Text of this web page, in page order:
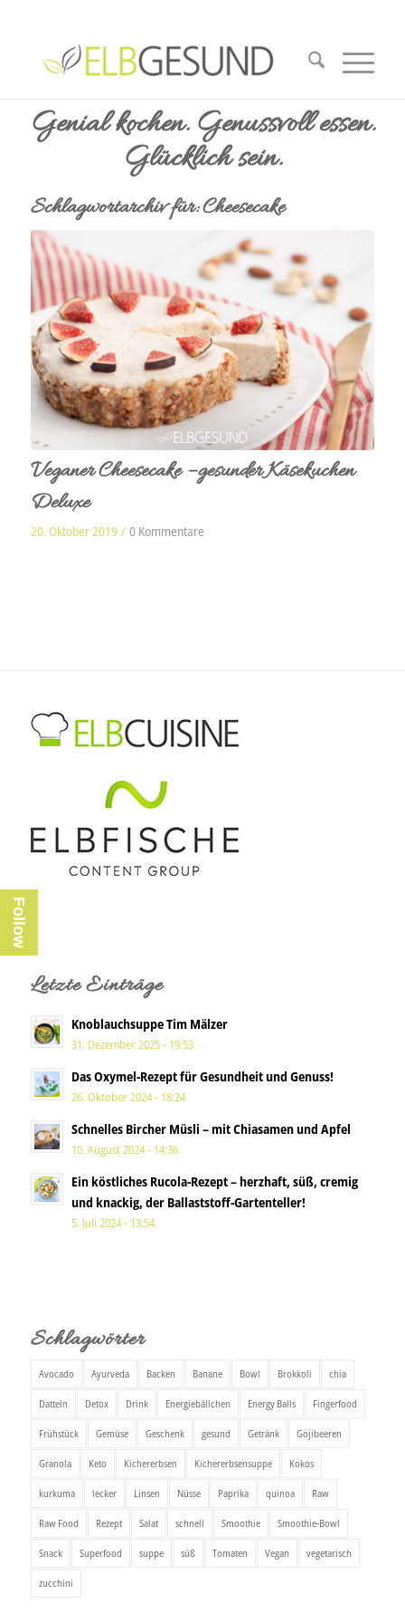
Genial kochen. Genussvoll essen.
Glücklich sein.
Schlagwortarchiv für:Cheesecake
Veganer Cheesecake – gesunder Käsekuchen
Deluxe
20. Oktober 2019 / 0 Kommentare
Letzte Einträge
Knoblauchsuppe Tim Mälzer
31. Dezember 2025 - 19:53
Das Oxymel-Rezept für Gesundheit und Genuss!
26. Oktober 2024 - 18:24
Schnelles Bircher Müsli – mit Chiasamen und Apfel
10. August 2024 - 14:36
Ein köstliches Rucola-Rezept – herzhaft, süß, cremig
und knackig, der Ballaststoff-Gartenteller!
5. Juli 2024 - 13:54
Schlagwörter
Avocado Ayurveda Backen Banane Bowl Brokkoli chia
Datteln Detox Drink Energiebällchen Energy Balls Fingerfood
Frühstück Gemüse Geschenk gesund Getränk Gojibeeren
Granola Keto Kichererbsen Kichererbsensuppe Kokos
kurkuma lecker Linsen Nüsse Paprika quinoa Raw
Raw Food Rezept Salat schnell Smoothie Smoothie-Bowl
Snack Superfood suppe süß Tomaten Vegan vegetarisch
zucchini
Follow